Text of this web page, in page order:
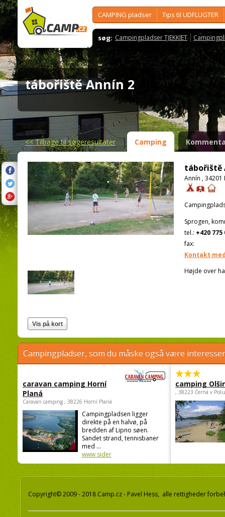
CAMPING pladser Tips til UDFLUGTER
søg: Campingpladser TJEKKIET
tábořiště Annín 2
<<Tilbage til søgeresultater Camping
tábořiště
Annín , 34201
Sprogen,
tel.: +420 775
fax:
Kontakt
Højde over
Campingpladser, som du måske også være
caravan camping Horní
Planá
Caravan camping , 38226 Horní Planá
Campingpladsen ligger
direkte på en halvø, på
bredden af Lipno søen.
Sandet strand, tennisbaner
med ...
www sider
camping
, 38223 Černá v
Copyright© 2009 - 2018 Camp.cz - Pavel Hess, alle rettigheder